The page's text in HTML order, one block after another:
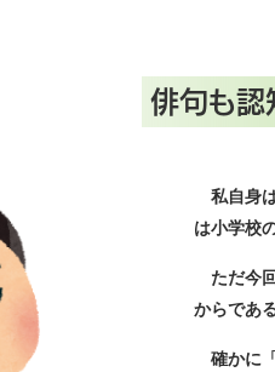
俳句も認
私自身
は小学校
ただ今
からである
確かに